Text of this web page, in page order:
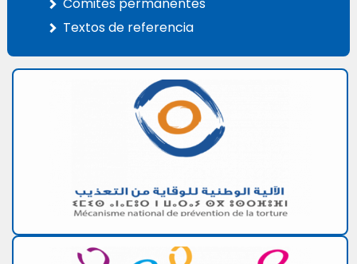
Textos de referencia